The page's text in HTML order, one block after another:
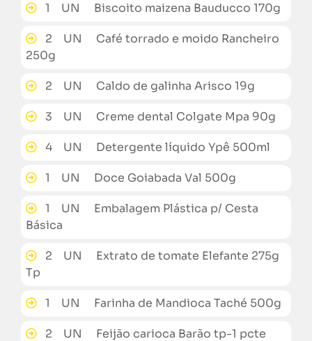
1 UN Biscoito maizena Bauducco 170g
2 UN Café torrado e moido Rancheiro
250g
2 UN Caldo de galinha Arisco 19g
3 UN Creme dental Colgate Mpa 90g
4 UN Detergente líquido Ypê 500ml
1 UN Doce Goiabada Val 500g
1 UN Embalagem Plástica p/ Cesta
Básica
2 UN Extrato de tomate Elefante 275g
Tp
1 UN Farinha de Mandioca Taché 500g
2 UN Feijão carioca Barão tp-1 pcte